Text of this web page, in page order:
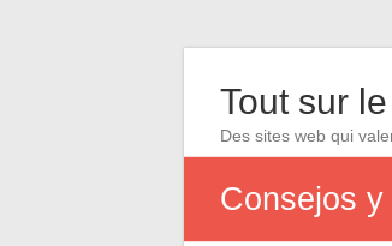
Tout sur
Des sites web qui
Consejos